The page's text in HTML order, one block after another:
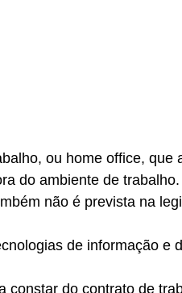
ou home office, que
do ambiente de trabalho.
não é prevista na
de informação e
constar do contrato de